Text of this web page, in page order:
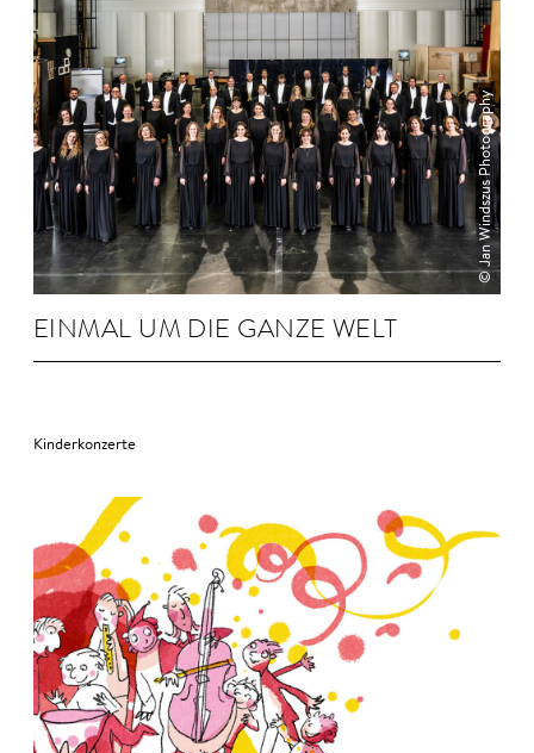
© Jan Windszus Photography
EINMAL UM DIE GANZE WELT
Kinderkonzerte